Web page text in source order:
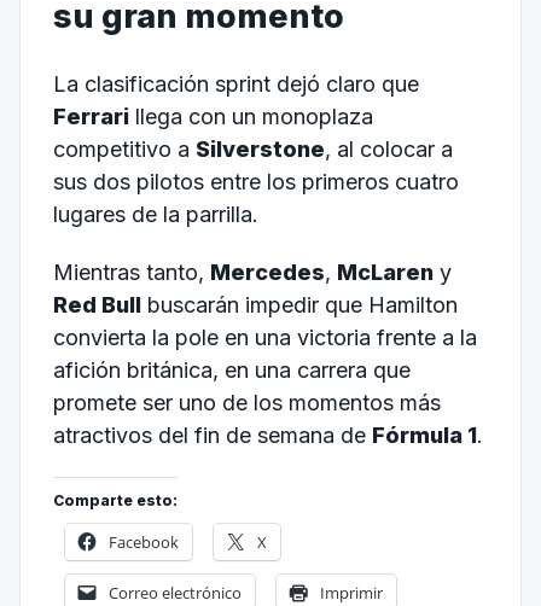
su gran momento
La clasificación sprint dejó claro que
Ferrarillega con un monoplaza
competitivo a Silverstone, al colocar a
sus dos pilotos entre los primeros cuatro
lugares de la parrilla.
Mientras tanto, Mercedes, McLareny
Red Bullbuscarán impedir que Hamilton
convierta la pole en una victoria frente a la
afición británica, en una carrera que
promete ser uno de los momentos más
atractivos del fin de semana de Fórmula 1.
Comparte esto:
Facebook X
Correo electrónico Imprimir